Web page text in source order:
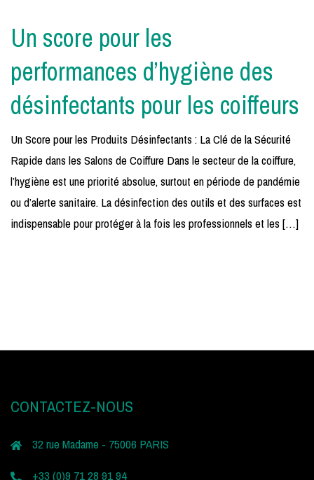
Un score pour les
performances d’hygiène des
désinfectants pour les coiffeurs
Un Score pour les Produits Désinfectants : La Clé de la Sécurité
Rapide dans les Salons de Coiffure Dans le secteur de la coiffure,
l’hygiène est une priorité absolue, surtout en période de pandémie
ou d’alerte sanitaire. La désinfection des outils et des surfaces est
indispensable pour protéger à la fois les professionnels et les […]
CONTACTEZ-NOUS
32 rue Madame - 75006 PARIS
+33 (0)9 71 28 91 94